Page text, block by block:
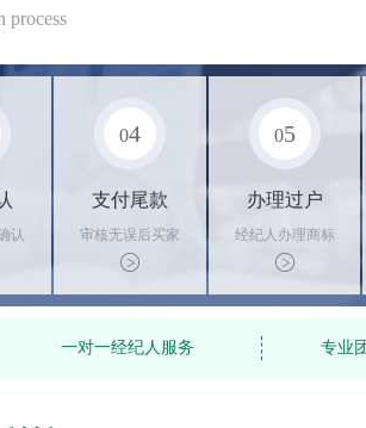
process
认
04
支付尾款
审核无误后买家
支付尾款，卖家
办理相关手续
05
办理过户
经纪人办理商标
转让手续，交付
相关证书
一对一经纪人服务 专业